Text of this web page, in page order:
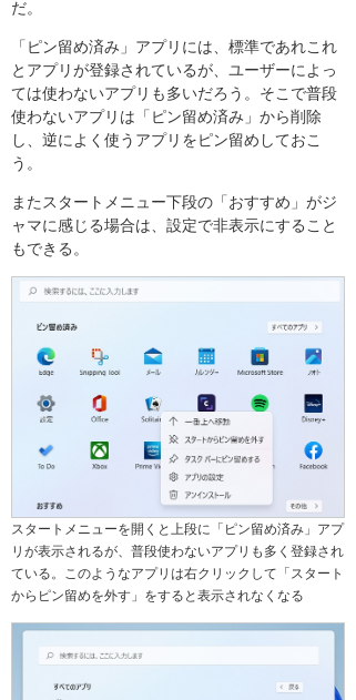
だ。
「ピン留め済み」アプリには、標準であれこれ
とアプリが登録されているが、ユーザーによっ
ては使わないアプリも多いだろう。そこで普段
使わないアプリは「ピン留め済み」から削除
し、逆によく使うアプリをピン留めしておこ
う。
またスタートメニュー下段の「おすすめ」がジ
ャマに感じる場合は、設定で非表示にすること
もできる。
スタートメニューを開くと上段に「ピン留め済み」アプ
リが表示されるが、普段使わないアプリも多く登録され
ている。このようなアプリは右クリックして「スタート
からピン留めを外す」をすると表示されなくなる